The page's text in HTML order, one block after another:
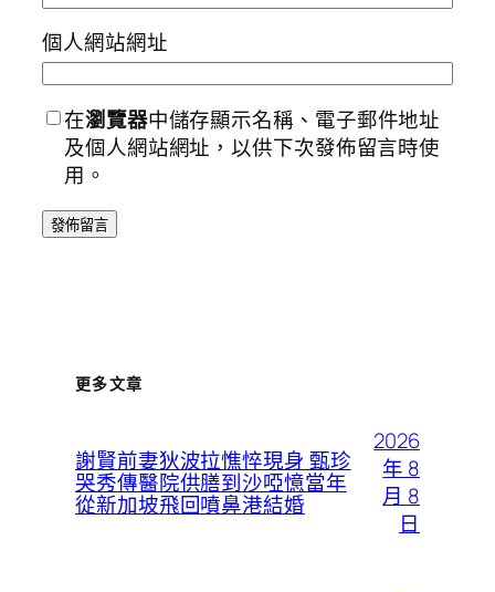
個人網站網址
在瀏覽器中儲存顯示名稱、電子郵件地址
及個人網站網址，以供下次發佈留言時使
用。
更多文章
謝賢前妻狄波拉憔悴現身 甄珍
哭秀傳醫院供膳到沙啞憶當年
從新加坡飛回噴鼻港結婚
2026
年 8
月 8
日